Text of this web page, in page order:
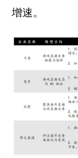
增速。